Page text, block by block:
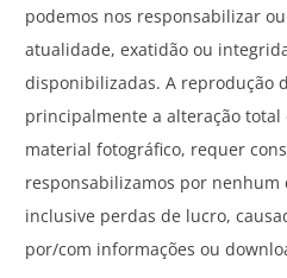
podemos nos responsabilizar
atualidade, exatidão ou
disponibilizadas. A reprodução
principalmente a alteração
material fotográfico, requer
responsabilizamos por
inclusive perdas de lucro,
por/com informações ou